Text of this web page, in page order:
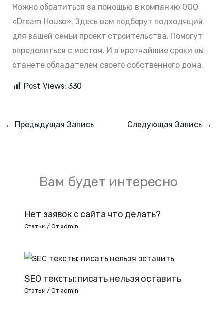
Можно обратиться за помощью в компанию ООО
«Dream House». Здесь вам подберут подходящий
для вашей семьи проект строительства. Помогут
определиться с местом. И в кротчайшие сроки вы
станете обладателем своего собственного дома.
Post Views: 330
← Предыдущая Запись Следующая Запись →
Вам будет интересно
Нет заявок с сайта что делать?
Статьи / От admin
SEO тексты: писать нельзя оставить
Статьи / От admin